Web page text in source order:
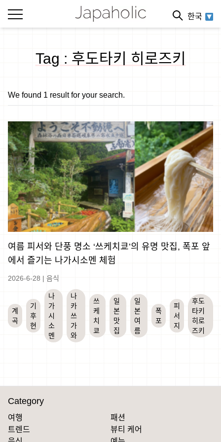
한국
Tag : 후도타키 히로즈키
We found 1 result for your search.
여름 피서와 단풍 명소 ‘쓰케치쿄’의 유명 맛집, 폭포 앞
에서 즐기는 나가시소멘 체험
2026-6-28 | 음식
계
곡
기
후
현
나
가
시
소
멘
나
카
쓰
가
와
쓰
케
치
쿄
일
본
맛
집
일
본
여
름
폭
포
피
서
지
후도
타키
히로
즈키
Category
여행
패션
트렌드
뷰티 케어